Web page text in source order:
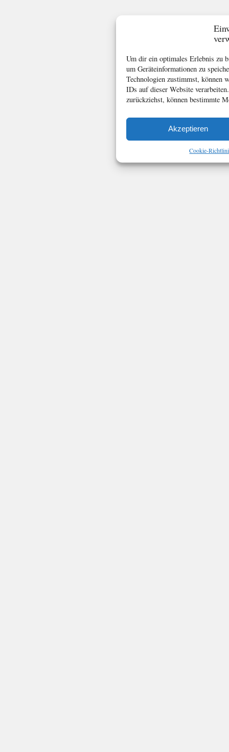
Um dir ein optimales Erlebnis zu
um Geräteinformationen zu
Technologien zustimmst, können
IDs auf dieser Website
zurückziehst, können bestimmte
Akzeptieren
Cookie-